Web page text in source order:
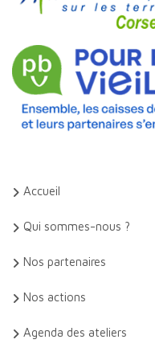
Accueil
Qui sommes-nous ?
Nos partenaires
Nos actions
Agenda des ateliers